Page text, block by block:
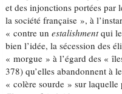
et des injonctions portées par
la société française », à
« contre unestalishmentqui
bien l’idée, la sécession des
« morgue » à l’égard des «
378) qu’elles abandonnent à
« colère sourde » sur laquelle